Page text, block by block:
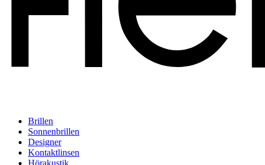
Brillen
Sonnenbrillen
Designer
Kontaktlinsen